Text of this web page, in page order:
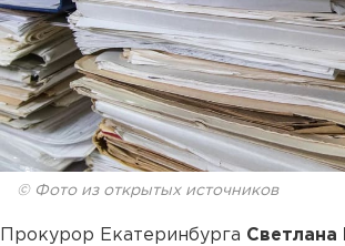
© Фото из открытых источников
Прокурор Екатеринбурга Светлана